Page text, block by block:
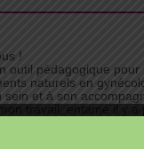
!
outil pédagogique pour
naturels en
sein et à son